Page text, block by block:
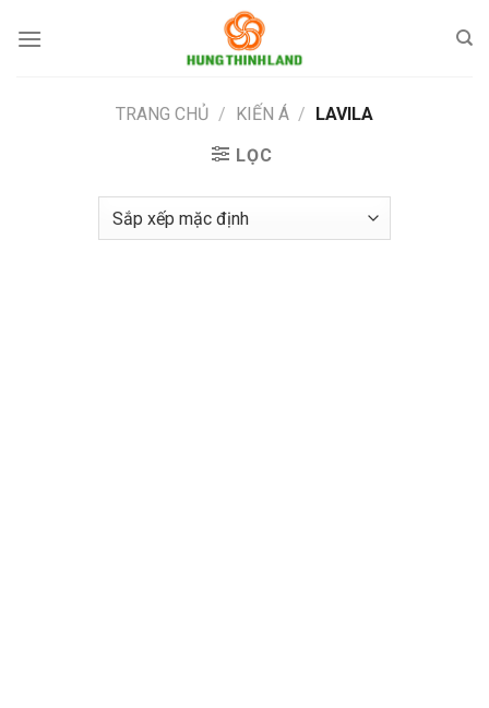
qua
TRANG CHỦ / KIẾN Á / LAVILA
LỌC